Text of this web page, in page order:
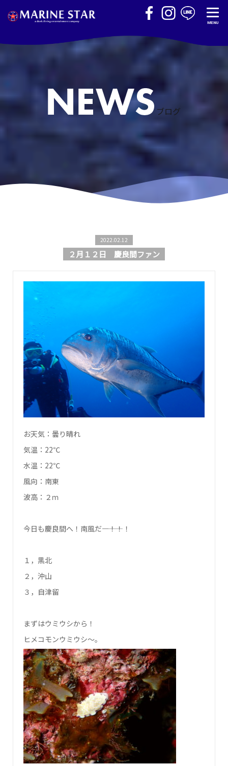
MENU
ブログ
2022.02.12
２月１２日 慶良間ファン
お天気：曇り晴れ
気温：22℃
水温：22℃
風向：南東
波高：２ｍ
今日も慶良間へ！南風だ――――！！！
１，黒北
２，沖山
３，自津留
まずはウミウシから！
ヒメコモンウミウシ～。